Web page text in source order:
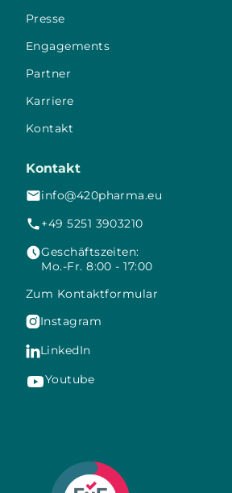
Presse
Engagements
Partner
Karriere
Kontakt
Kontakt
info@420pharma.eu
+49 5251 3903210
Geschäftszeiten:
Mo.-Fr. 8:00 - 17:00
Zum Kontaktformular
Instagram
LinkedIn
Youtube